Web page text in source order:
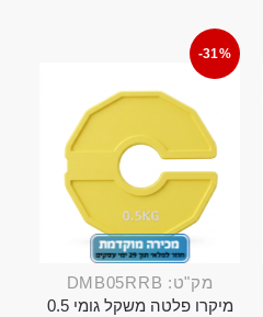
-31%
מק"ט: DMB05RRB
מיקרו פלטה משקל גומי 0.5